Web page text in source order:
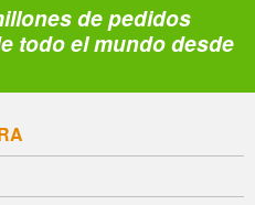
de pedidos
todo el mundo desde